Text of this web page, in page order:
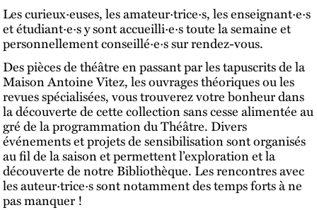
Les curieux·euses, les amateur·trice·s, les enseignant·e·s
et étudiant·e·s y sont accueilli·e·s toute la semaine et
personnellement conseillé·e·s sur rendez-vous.
Des pièces de théâtre en passant par les tapuscrits de la
Maison Antoine Vitez, les ouvrages théoriques ou les
revues spécialisées, vous trouverez votre bonheur dans
la découverte de cette collection sans cesse alimentée au
gré de la programmation du Théâtre. Divers
événements et projets de sensibilisation sont organisés
au fil de la saison et permettent l’exploration et la
découverte de notre Bibliothèque. Les rencontres avec
les auteur·trice·s sont notamment des temps forts à ne
pas manquer !